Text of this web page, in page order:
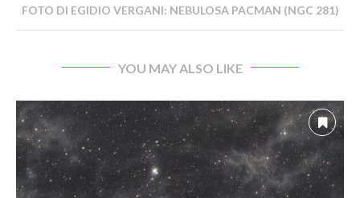
FOTO DI EGIDIO VERGANI: NEBULOSA PACMAN (NGC 281)
YOU MAY ALSO LIKE